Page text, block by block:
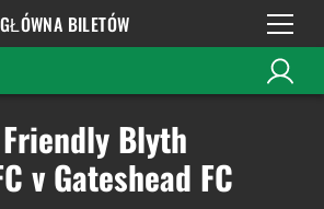
BILETÓW
Blyth
v Gateshead FC